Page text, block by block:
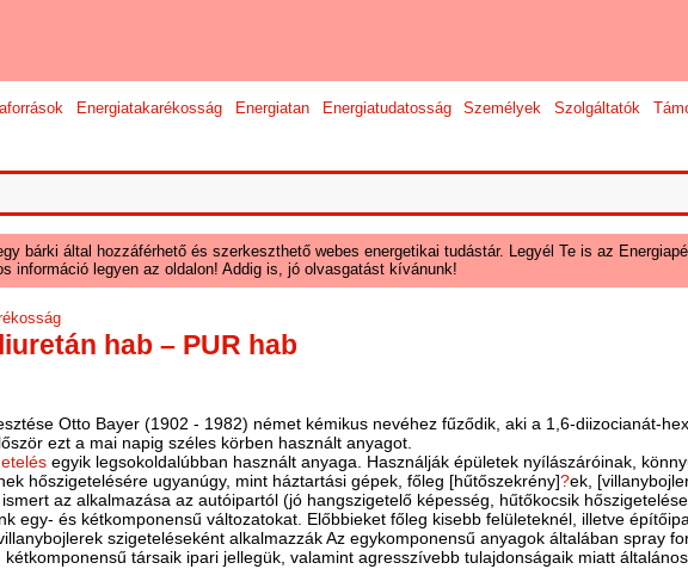
Energiatakarékosság Energiatan Energiatudatosság Személyek Szolgáltatók
bárki által hozzáférhető és szerkeszthető webes energetikai tudástár. Legyél Te is az
információ legyen az oldalon! Addig is, jó olvasgatást kívánunk!
hab – PUR hab
Otto Bayer (1902 - 1982) német kémikus nevéhez fűződik, aki a 1,6-diizocianát-
ezt a mai napig széles körben használt anyagot.
egyik legsokoldalúbban használt anyaga. Használják épületek nyílászáróinak,
hőszigetelésére ugyanúgy, mint háztartási gépek, főleg [hűtőszekrény]?ek,
az alkalmazása az autóipartól (jó hangszigetelő képesség, hűtőkocsik
egy- és kétkomponensű változatokat. Előbbieket főleg kisebb felületeknél, illetve
szigeteléseként alkalmazzák Az egykomponensű anyagok általában spray
társaik ipari jellegük, valamint agresszívebb tulajdonságaik miatt